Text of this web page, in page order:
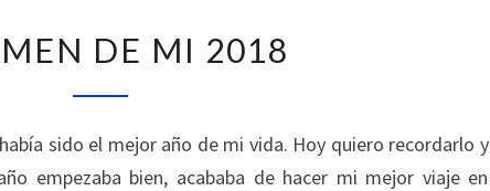
DE
2018
DE MI 2018
sido el mejor año de mi vida. Hoy quiero recordarlo y
empezaba bien, acababa de hacer mi mejor viaje en